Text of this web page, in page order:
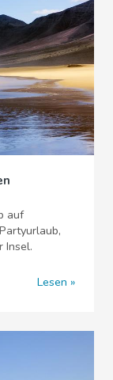
auf
Insel.
Lesen